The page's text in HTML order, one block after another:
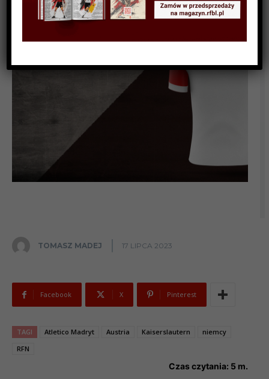
TOMASZ MADEJ 17 LIPCA 2023
Facebook X Pinterest
TAGI Atletico Madryt Austria Kaiserslautern
niemcy
RFN
Czas czytania: 5 m.